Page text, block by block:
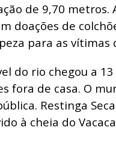
de 9,70
doações de
para as vítimas
do rio chegou a
fora de casa. O
Restinga
à cheia do